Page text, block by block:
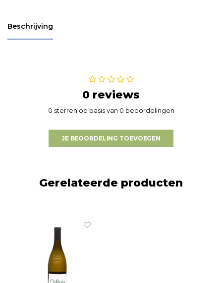
Beschrijving
0 reviews
0 sterren op basis van 0 beoordelingen
JE BEOORDELING TOEVOEGEN
Gerelateerde producten